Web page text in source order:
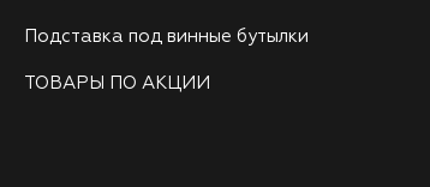
Подставка под винные бутылки
ТОВАРЫ ПО АКЦИИ